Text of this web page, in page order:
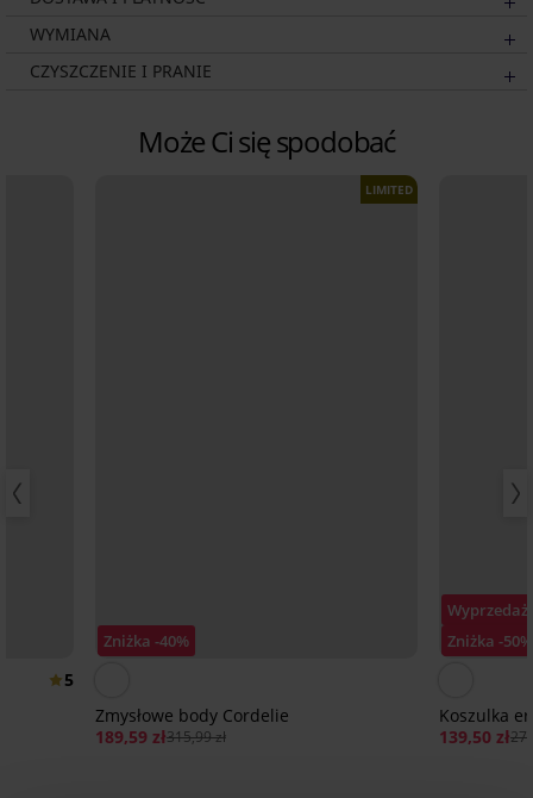
WYMIANA
CZYSZCZENIE I PRANIE
Może Ci się spodobać
5
Zniżka -40%
LIMITED
Zmysłowe body Cordelie
189,59 zł315,99 zł
Wyprzedaż
Zniżka -50%
Koszulka
139,50 zł